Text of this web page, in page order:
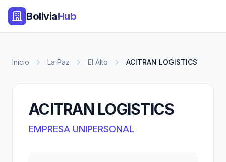
BoliviaHub
Inicio La Paz El Alto ACITRAN LOGISTICS
ACITRAN LOGISTICS
EMPRESA UNIPERSONAL